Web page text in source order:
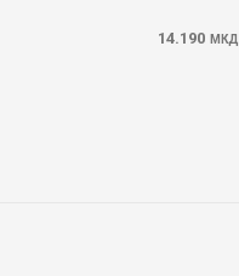
14.190 МКД